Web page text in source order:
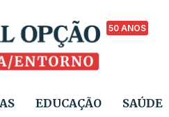
50 ANOS
EDUCAÇÃO SAÚDE